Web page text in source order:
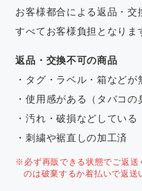
お客様都合による返品・
すべてお客様負担となりま
返品・交換不可の商品
・タグ・ラベル・箱などが
・使用感がある（タバコの
・汚れ・破損などしている
・刺繍や裾直しの加工済
※必ず再販できる状態でご返送
のは破棄するか着払いで返送